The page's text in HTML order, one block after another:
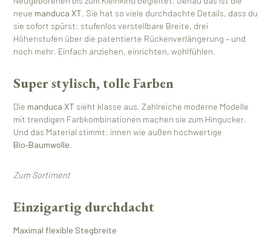
neue manduca XT . Sie hat so viele durchdachte Details, dass du
sie sofort spürst: stufenlos verstellbare Breite, drei
Höhenstufen über die patentierte Rückenverlängerung – und
noch mehr. Einfach anziehen, einrichten, wohlfühlen.
Super stylisch, tolle Farben
Die manduca XT sieht klasse aus. Zahlreiche moderne Modelle
mit trendigen Farbkombinationen machen sie zum Hingucker.
Und das Material stimmt: innen wie außen hochwertige
Bio‑Baumwolle
Zum Sortiment
Einzigartig durchdacht
Maximal flexible Stegbreite